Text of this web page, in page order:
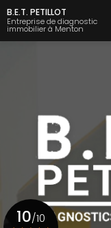
Aller
au
contenu
principal
B.E.T. PETILLOT
Entreprise de diagnostic
immobilier à Menton
10/10